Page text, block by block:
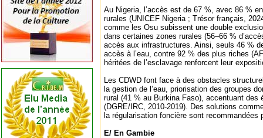
Au Nigeria, l’accès est de 67 %, avec 86 %
rurales (UNICEF Nigeria ; Trésor français,
comme les Osu subissent une double
dans certaines zones rurales (56–66 %
accès aux infrastructures. Ainsi, seuls 46 %
accès à l’eau, contre 92 % des plus riches
héritées de l’esclavage renforcent leur
Les CDWD font face à des obstacles
la gestion de l’eau, priorisation des groupes
rural (41 % au Burkina Faso), accentuant des
(DGRE/IRC, 2010-2019). Des solutions
la régularisation foncière sont recommandées
E/ En Gambie